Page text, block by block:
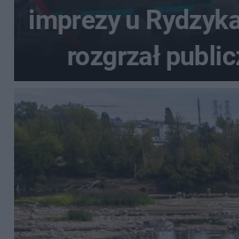
imprezy u
rozgrzał